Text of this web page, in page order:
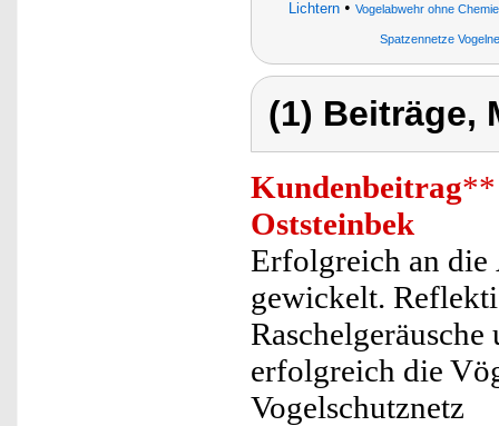
Lichtern• Vogelabwehr ohne Chemie
Spatzennetze
(1) Beiträge,
Kundenbeitrag**
Oststeinbek
Erfolgreich an die
gewickelt.
erfolgreich die
Vogelschutznetz